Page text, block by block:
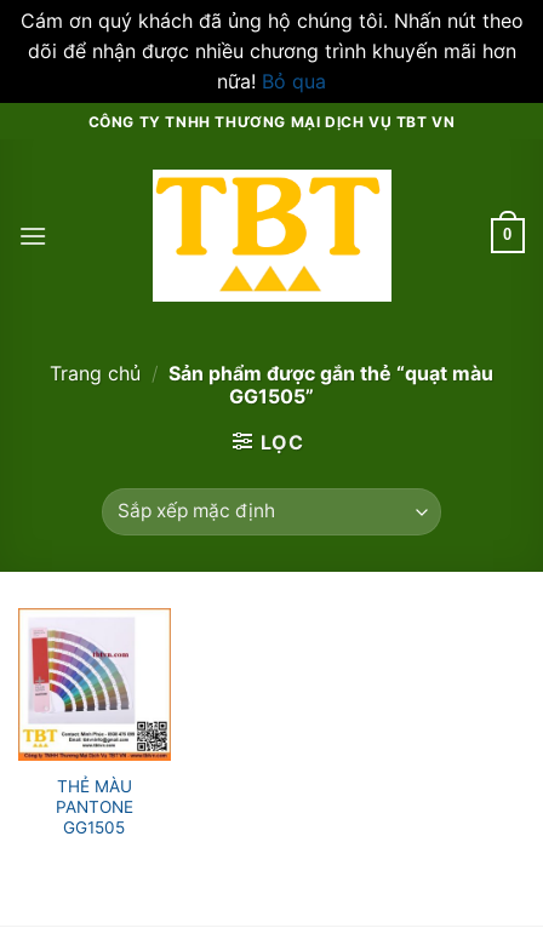
Cám ơn quý khách đã ủng hộ chúng tôi. Nhấn nút theo
dõi để nhận được nhiều chương trình khuyến mãi hơn
nữa! Bỏ qua
CÔNG TY TNHH THƯƠNG MẠI DỊCH VỤ TBT VN
0
Trang chủ / Sản phẩm được gắn thẻ “quạt màu
GG1505”
LỌC
THẺ MÀU
PANTONE
GG1505